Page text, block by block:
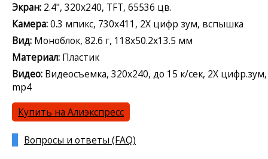
Экран: 2.4", 320x240, TFT, 65536 цв.
Камера:0.3 мпикс, 730x411, 2X цифр зум, вспышка
Вид: Моноблок, 82.6 г, 118x50.2x13.5 мм
Материал: Пластик
Видео: Видеосъемка, 320x240, до 15 к/сек, 2X цифр.зум,
mp4
Купить на Алиэкспресс
Вопросы и ответы (FAQ)